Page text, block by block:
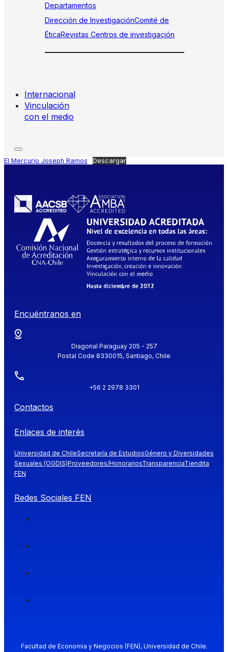
Departamentos
Dirección de InvestigaciónComité de
ÉticaRevistas Centros de investigación
Internacional
Vinculación
con el medio
El Mercurio Joseph Ramos Descargar
Encuéntranos en
Diagonal Paraguay 205 - 257
Postal Code 8330015, Santiago, Chile
+56 2 2978 3301
Contactos
Enlaces de interés
Universidad de ChileSecretaría de EstudiosGénero y Diversidades
Sexuales (OGDIS)Proveedores/HonorariosTransparenciaTiendita
FEN
Redes Sociales FEN
Facultad de Economía y Negocios (FEN), Universidad de Chile.